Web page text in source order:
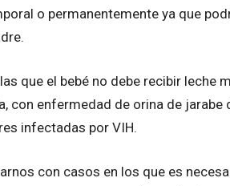
o permanentemente ya que
que el bebé no debe recibir leche
con enfermedad de orina de jarabe
infectadas por VIH.
con casos en los que es